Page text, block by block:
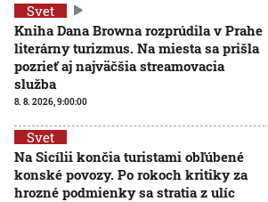
Svet
Kniha Dana Browna rozprúdila v Prahe
literárny turizmus. Na miesta sa prišla
pozrieť aj najväčšia streamovacia
služba
8. 8. 2026, 9:00:00
Svet
Na Sicílii končia turistami obľúbené
konské povozy. Po rokoch kritiky za
hrozné podmienky sa stratia z ulíc